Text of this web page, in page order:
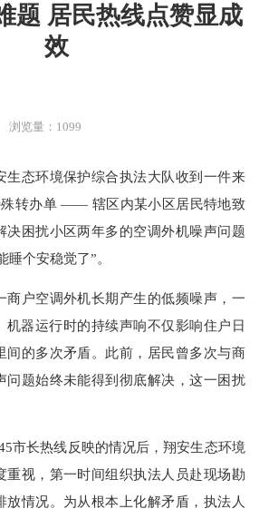
题 居民热线点赞显成
效
浏览量：1099
态环境保护综合执法大队收到一件来
殊转办单 —— 辖区内某小区居民特地致
决困扰小区两年多的空调外机噪声问题
睡个安稳觉了”。
户空调外机长期产生的低频噪声，一
机器运行时的持续声响不仅影响住户日
间的多次矛盾。此前，居民曾多次与商
问题始终未能得到彻底解决，这一困扰
长热线反映的情况后，翔安生态环境
重视，第一时间组织执法人员赴现场勘
放情况。为从根本上化解矛盾，执法人